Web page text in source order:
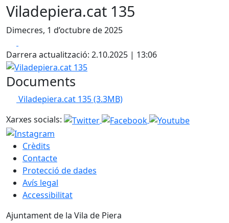
Viladepiera.cat 135
Dimecres, 1 d’octubre de 2025
Darrera actualització: 2.10.2025 | 13:06
Viladepiera.cat 135
Documents
Viladepiera.cat 135(3.3MB)
Xarxes socials:
Crèdits
Contacte
Protecció de dades
Avís legal
Accessibilitat
Ajuntament de la Vila de Piera